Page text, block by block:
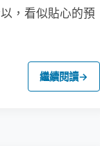
，看似貼心的預
繼續閱讀→